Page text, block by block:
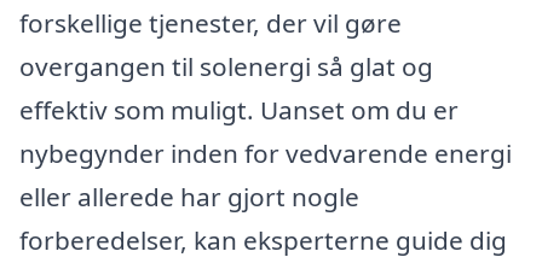
forskellige tjenester, der vil gøre
overgangen til solenergi så glat og
effektiv som muligt. Uanset om du er
nybegynder inden for vedvarende energi
eller allerede har gjort nogle
forberedelser, kan eksperterne guide dig